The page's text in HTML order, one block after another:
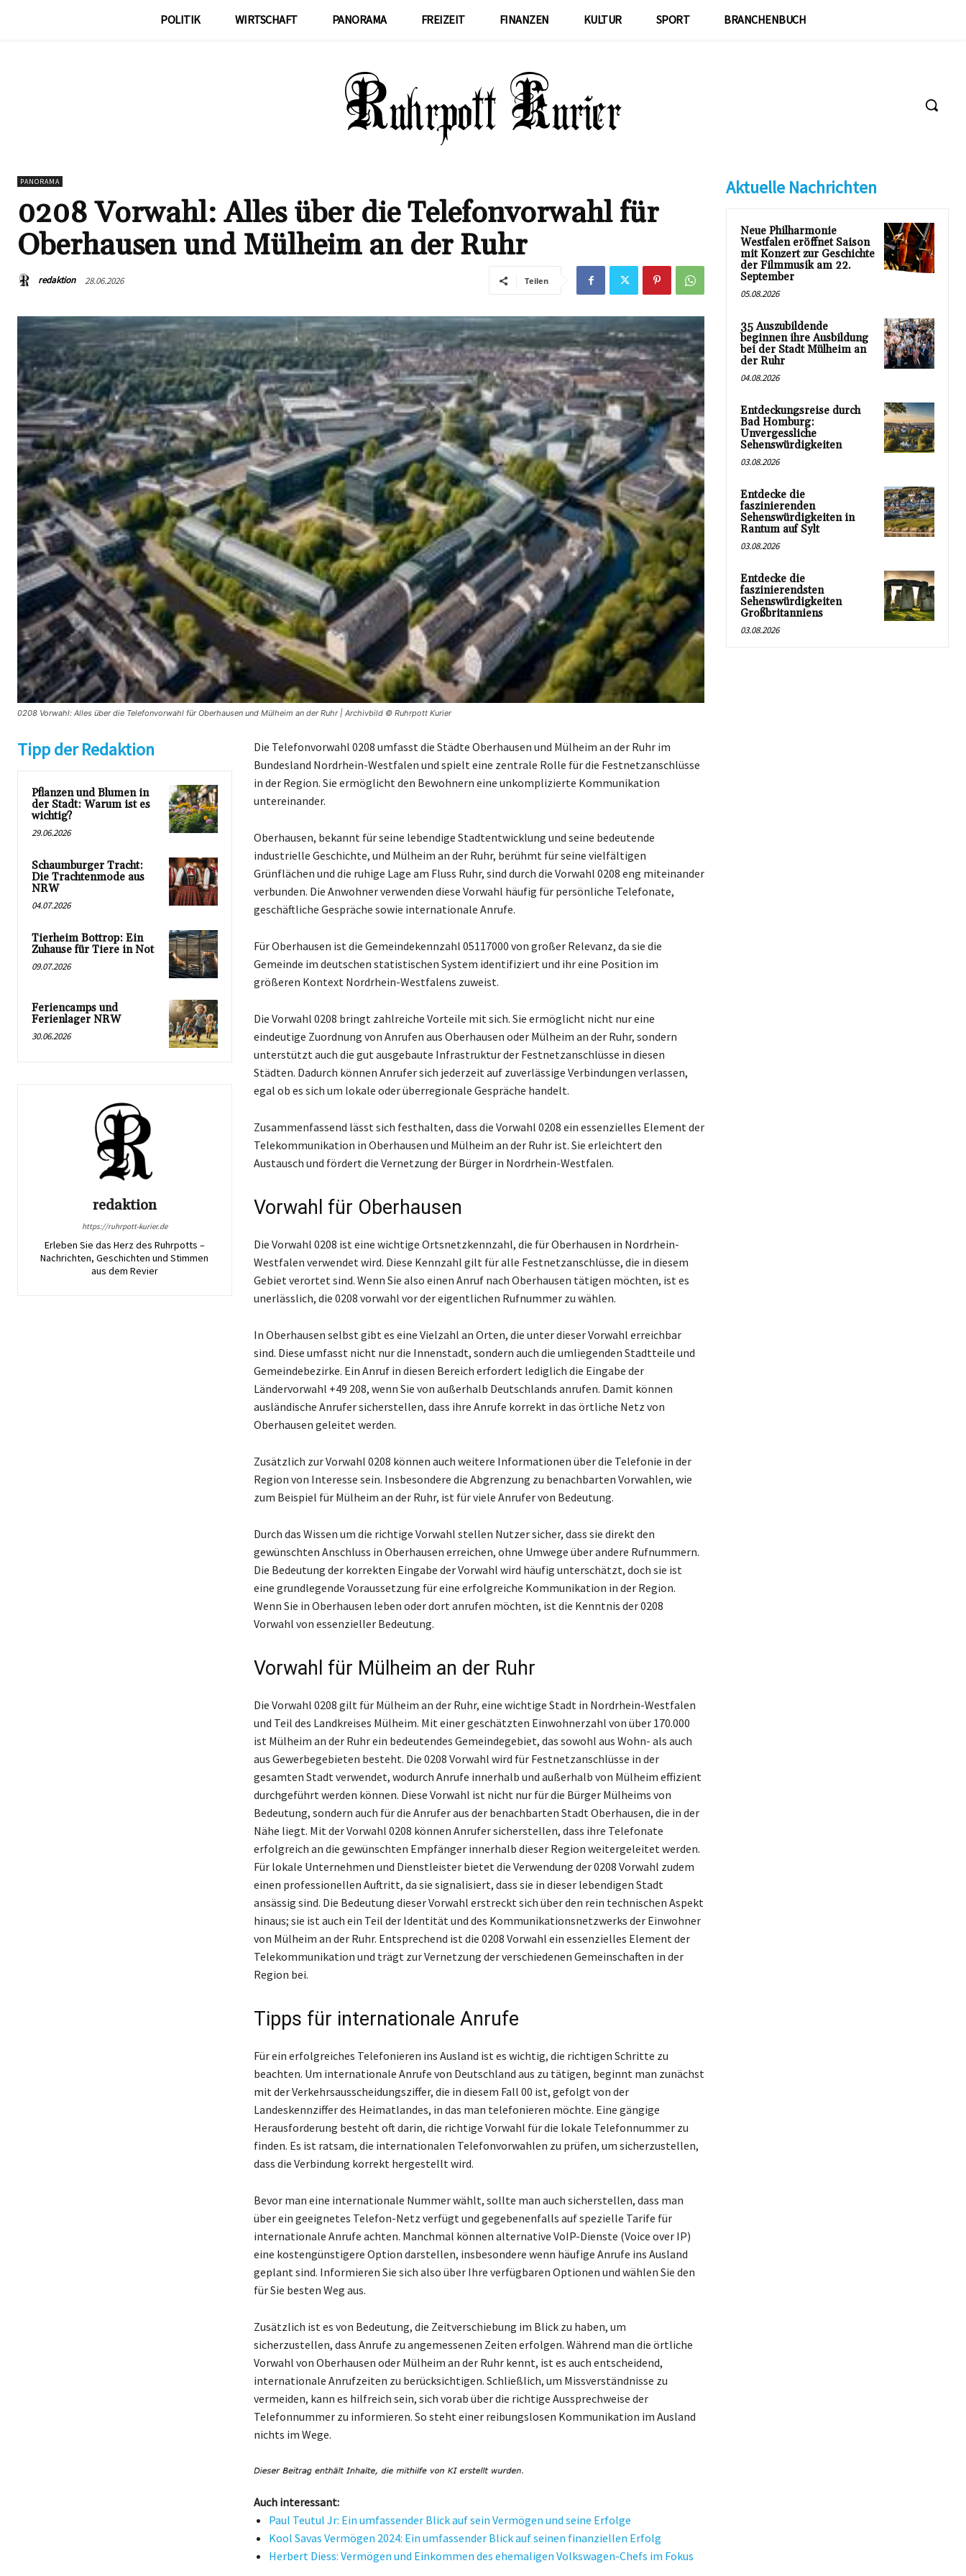
POLITIK WIRTSCHAFT PANORAMA FREIZEIT FINANZEN KULTUR SPORT BRANCHENBUCH
PANORAMA
0208 Vorwahl: Alles über die Telefonvorwahl für
Oberhausen und Mülheim an der Ruhr
redaktion 28.06.2026 Teilen
0208 Vorwahl: Alles über die Telefonvorwahl für Oberhausen und Mülheim an der Ruhr | Archivbild © Ruhrpott Kurier
Tipp der Redaktion
Pflanzen und Blumen in
der Stadt: Warum ist es
wichtig?
29.06.2026
Schaumburger Tracht:
Die Trachtenmode aus
NRW
04.07.2026
Tierheim Bottrop: Ein
Zuhause für Tiere in Not
09.07.2026
Feriencamps und
Ferienlager NRW
30.06.2026
redaktion
https://ruhrpott-kurier.de
Erleben Sie das Herz des Ruhrpotts –
Nachrichten, Geschichten und Stimmen
aus dem Revier
Die Telefonvorwahl 0208 umfasst die Städte Oberhausen und Mülheim an der Ruhr im
Bundesland Nordrhein-Westfalen und spielt eine zentrale Rolle für die Festnetzanschlüsse
in der Region. Sie ermöglicht den Bewohnern eine unkomplizierte Kommunikation
untereinander.
Oberhausen, bekannt für seine lebendige Stadtentwicklung und seine bedeutende
industrielle Geschichte, und Mülheim an der Ruhr, berühmt für seine vielfältigen
Grünflächen und die ruhige Lage am Fluss Ruhr, sind durch die Vorwahl 0208 eng miteinander
verbunden. Die Anwohner verwenden diese Vorwahl häufig für persönliche Telefonate,
geschäftliche Gespräche sowie internationale Anrufe.
Für Oberhausen ist die Gemeindekennzahl 05117000 von großer Relevanz, da sie die
Gemeinde im deutschen statistischen System identifiziert und ihr eine Position im
größeren Kontext Nordrhein-Westfalens zuweist.
Die Vorwahl 0208 bringt zahlreiche Vorteile mit sich. Sie ermöglicht nicht nur eine
eindeutige Zuordnung von Anrufen aus Oberhausen oder Mülheim an der Ruhr, sondern
unterstützt auch die gut ausgebaute Infrastruktur der Festnetzanschlüsse in diesen
Städten. Dadurch können Anrufer sich jederzeit auf zuverlässige Verbindungen verlassen,
egal ob es sich um lokale oder überregionale Gespräche handelt.
Zusammenfassend lässt sich festhalten, dass die Vorwahl 0208 ein essenzielles Element der
Telekommunikation in Oberhausen und Mülheim an der Ruhr ist. Sie erleichtert den
Austausch und fördert die Vernetzung der Bürger in Nordrhein-Westfalen.
Vorwahl für Oberhausen
Die Vorwahl 0208 ist eine wichtige Ortsnetzkennzahl, die für Oberhausen in Nordrhein-
Westfalen verwendet wird. Diese Kennzahl gilt für alle Festnetzanschlüsse, die in diesem
Gebiet verortet sind. Wenn Sie also einen Anruf nach Oberhausen tätigen möchten, ist es
unerlässlich, die 0208 vorwahl vor der eigentlichen Rufnummer zu wählen.
In Oberhausen selbst gibt es eine Vielzahl an Orten, die unter dieser Vorwahl erreichbar
sind. Diese umfasst nicht nur die Innenstadt, sondern auch die umliegenden Stadtteile und
Gemeindebezirke. Ein Anruf in diesen Bereich erfordert lediglich die Eingabe der
Ländervorwahl +49 208, wenn Sie von außerhalb Deutschlands anrufen. Damit können
ausländische Anrufer sicherstellen, dass ihre Anrufe korrekt in das örtliche Netz von
Oberhausen geleitet werden.
Zusätzlich zur Vorwahl 0208 können auch weitere Informationen über die Telefonie in der
Region von Interesse sein. Insbesondere die Abgrenzung zu benachbarten Vorwahlen, wie
zum Beispiel für Mülheim an der Ruhr, ist für viele Anrufer von Bedeutung.
Durch das Wissen um die richtige Vorwahl stellen Nutzer sicher, dass sie direkt den
gewünschten Anschluss in Oberhausen erreichen, ohne Umwege über andere Rufnummern.
Die Bedeutung der korrekten Eingabe der Vorwahl wird häufig unterschätzt, doch sie ist
eine grundlegende Voraussetzung für eine erfolgreiche Kommunikation in der Region.
Wenn Sie in Oberhausen leben oder dort anrufen möchten, ist die Kenntnis der 0208
Vorwahl von essenzieller Bedeutung.
Vorwahl für Mülheim an der Ruhr
Die Vorwahl 0208 gilt für Mülheim an der Ruhr, eine wichtige Stadt in Nordrhein-Westfalen
und Teil des Landkreises Mülheim. Mit einer geschätzten Einwohnerzahl von über 170.000
ist Mülheim an der Ruhr ein bedeutendes Gemeindegebiet, das sowohl aus Wohn- als auch
aus Gewerbegebieten besteht. Die 0208 Vorwahl wird für Festnetzanschlüsse in der
gesamten Stadt verwendet, wodurch Anrufe innerhalb und außerhalb von Mülheim effizient
durchgeführt werden können. Diese Vorwahl ist nicht nur für die Bürger Mülheims von
Bedeutung, sondern auch für die Anrufer aus der benachbarten Stadt Oberhausen, die in der
Nähe liegt. Mit der Vorwahl 0208 können Anrufer sicherstellen, dass ihre Telefonate
erfolgreich an die gewünschten Empfänger innerhalb dieser Region weitergeleitet werden.
Für lokale Unternehmen und Dienstleister bietet die Verwendung der 0208 Vorwahl zudem
einen professionellen Auftritt, da sie signalisiert, dass sie in dieser lebendigen Stadt
ansässig sind. Die Bedeutung dieser Vorwahl erstreckt sich über den rein technischen Aspekt
hinaus; sie ist auch ein Teil der Identität und des Kommunikationsnetzwerks der Einwohner
von Mülheim an der Ruhr. Entsprechend ist die 0208 Vorwahl ein essenzielles Element der
Telekommunikation und trägt zur Vernetzung der verschiedenen Gemeinschaften in der
Region bei.
Tipps für internationale Anrufe
Für ein erfolgreiches Telefonieren ins Ausland ist es wichtig, die richtigen Schritte zu
beachten. Um internationale Anrufe von Deutschland aus zu tätigen, beginnt man zunächst
mit der Verkehrsausscheidungsziffer, die in diesem Fall 00 ist, gefolgt von der
Landeskennziffer des Heimatlandes, in das man telefonieren möchte. Eine gängige
Herausforderung besteht oft darin, die richtige Vorwahl für die lokale Telefonnummer zu
finden. Es ist ratsam, die internationalen Telefonvorwahlen zu prüfen, um sicherzustellen,
dass die Verbindung korrekt hergestellt wird.
Bevor man eine internationale Nummer wählt, sollte man auch sicherstellen, dass man
über ein geeignetes Telefon-Netz verfügt und gegebenenfalls auf spezielle Tarife für
internationale Anrufe achten. Manchmal können alternative VoIP-Dienste (Voice over IP)
eine kostengünstigere Option darstellen, insbesondere wenn häufige Anrufe ins Ausland
geplant sind. Informieren Sie sich also über Ihre verfügbaren Optionen und wählen Sie den
für Sie besten Weg aus.
Zusätzlich ist es von Bedeutung, die Zeitverschiebung im Blick zu haben, um
sicherzustellen, dass Anrufe zu angemessenen Zeiten erfolgen. Während man die örtliche
Vorwahl von Oberhausen oder Mülheim an der Ruhr kennt, ist es auch entscheidend,
internationale Anrufzeiten zu berücksichtigen. Schließlich, um Missverständnisse zu
vermeiden, kann es hilfreich sein, sich vorab über die richtige Aussprechweise der
Telefonnummer zu informieren. So steht einer reibungslosen Kommunikation im Ausland
nichts im Wege.
Auch interessant:
Paul Teutul Jr: Ein umfassender Blick auf sein Vermögen und seine Erfolge
Kool Savas Vermögen 2024: Ein umfassender Blick auf seinen finanziellen Erfolg
Herbert Diess: Vermögen und Einkommen des ehemaligen Volkswagen-Chefs im Fokus
Aktuelle Nachrichten
Neue Philharmonie
Westfalen eröffnet Saison
mit Konzert zur Geschichte
der Filmmusik am 22.
September
05.08.2026
35 Auszubildende
beginnen ihre Ausbildung
bei der Stadt Mülheim an
der Ruhr
04.08.2026
Entdeckungsreise durch
Bad Homburg:
Unvergessliche
Sehenswürdigkeiten
03.08.2026
Entdecke die
faszinierenden
Sehenswürdigkeiten in
Rantum auf Sylt
03.08.2026
Entdecke die
faszinierendsten
Sehenswürdigkeiten
Großbritanniens
03.08.2026